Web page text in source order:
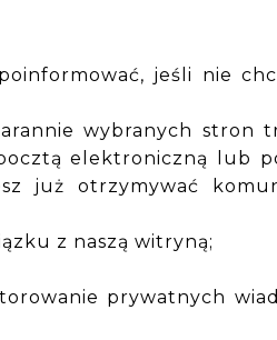
jeśli nie
wybranych stron
elektroniczną lub
już otrzymywać
z naszą witryną;
prywatnych